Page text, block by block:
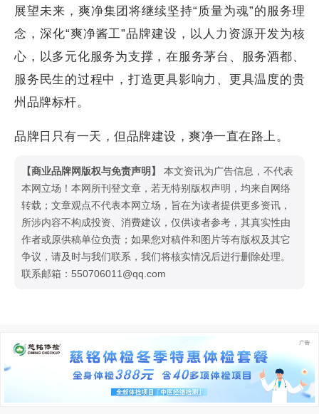
展望未来，爽净集团将继续坚持“质量为魂”的服务理
念，深化“爽净酱工”品牌建设，以人力资源开发为核
心，以多元化服务为支撑，在服务茅台、服务酒都、
服务民生的过程中，打造更具影响力、更具温度的贵
州品牌标杆。
品牌日只有一天，但品牌建设，爽净一直在路上。
【商业品牌网版权与免责声明】
本文资讯为广告信息，不代表
本网立场！本网所刊登文章，若无特别版权声明，均来自网络
转载；文章观点不代表本网立场，旨在为读者提供更多资讯，
所涉内容不构成投资、消费建议，仅供读者参考，其真实性由
作者或原供稿单位负责；如果您对稿件和图片等有版权及其它
争议，请及时与我们联系，我们将核实情况后进行删除处理。
联系邮箱：550706011@qq.com